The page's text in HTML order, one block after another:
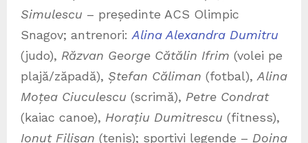
Simulescu – președinte ACS Olimpic
Snagov; antrenori: Alina Alexandra Dumitru
(judo), Răzvan George Cătălin Ifrim (volei pe
plajă/zăpadă), Ștefan Căliman (fotbal), Alina
Moțea Ciuculescu (scrimă), Petre Condrat
(kaiac canoe), Horațiu Dumitrescu (fitness),
Ionuț Filișan (tenis); sportivi legende – Doina